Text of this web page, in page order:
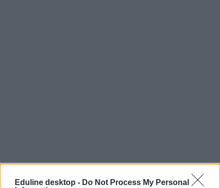
Eduline desktop - Do Not Process My Personal